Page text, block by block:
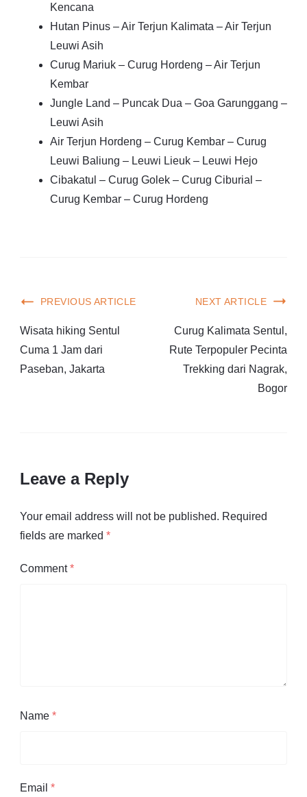
Kencana
Hutan Pinus – Air Terjun Kalimata – Air Terjun
Leuwi Asih
Curug Mariuk – Curug Hordeng – Air Terjun
Kembar
Jungle Land – Puncak Dua – Goa Garunggang –
Leuwi Asih
Air Terjun Hordeng – Curug Kembar – Curug
Leuwi Baliung – Leuwi Lieuk – Leuwi Hejo
Cibakatul – Curug Golek – Curug Ciburial –
Curug Kembar – Curug Hordeng
PREVIOUS ARTICLE
Wisata hiking Sentul
Cuma 1 Jam dari
Paseban, Jakarta
NEXT ARTICLE
Curug Kalimata Sentul,
Rute Terpopuler Pecinta
Trekking dari Nagrak,
Bogor
Leave a Reply
Your email address will not be published. Required
fields are marked *
Comment*
Name *
Email *